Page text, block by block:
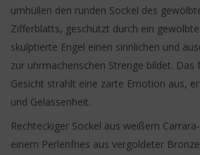
umhüllen den runden Sockel des
Zifferblatts, geschützt durch ein
skulptierte Engel einen sinnlichen und
zur uhrmacherischen Strenge bildet. Das
Gesicht strahlt eine zarte Emotion aus,
und Gelassenheit.
Rechteckiger Sockel aus weißem
einem Perlenfries aus vergoldeter